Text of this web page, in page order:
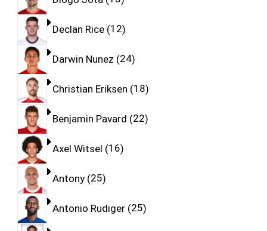
Declan Rice 12
Darwin Nunez 24
Christian Eriksen 18
Benjamin Pavard 22
Axel Witsel 16
Antony 25
Antonio Rudiger 25